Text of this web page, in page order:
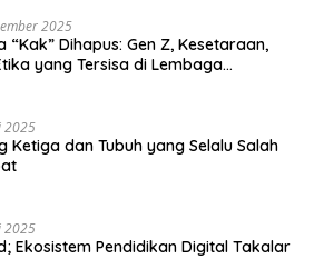
2025
“Kak” Dihapus: Gen Z, Kesetaraan,
yang Tersisa di Lembaga
2025
Ketiga dan Tubuh yang Selalu Salah
2025
Ekosistem Pendidikan Digital Takalar